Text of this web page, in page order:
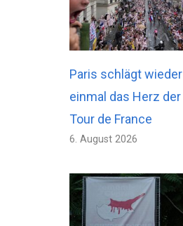
Paris schlägt wieder
einmal das Herz der
Tour de France
6. August 2026